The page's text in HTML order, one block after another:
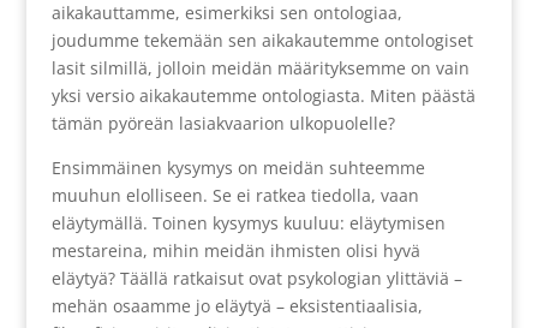
aikakauttamme, esimerkiksi sen ontologiaa,
joudumme tekemään sen aikakautemme ontologiset
lasit silmillä, jolloin meidän määrityksemme on vain
yksi versio aikakautemme ontologiasta. Miten päästä
tämän pyöreän lasiakvaarion ulkopuolelle?
Ensimmäinen kysymys on meidän suhteemme
muuhun elolliseen. Se ei ratkea tiedolla, vaan
eläytymällä. Toinen kysymys kuuluu: eläytymisen
mestareina, mihin meidän ihmisten olisi hyvä
eläytyä? Täällä ratkaisut ovat psykologian ylittäviä –
mehän osaamme jo eläytyä – eksistentiaalisia,